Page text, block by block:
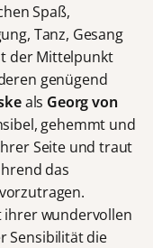
Spaß,
Tanz, Gesang
der Mittelpunkt
genügend
als Georg von
gehemmt und
Seite und traut
das
wundervollen
Sensibilität die